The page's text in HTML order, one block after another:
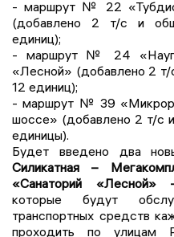
- маршрут № 22
(добавлено 2 т/c и
единиц);
- маршрут № 24
«Лесной» (добавлено 2
12 единиц);
- маршрут № 39
шоссе» (добавлено 2 т/c
единицы).
Будет введено два
Силикатная –
«Санаторий
которые будут
транспортных средств
проходить по улицам